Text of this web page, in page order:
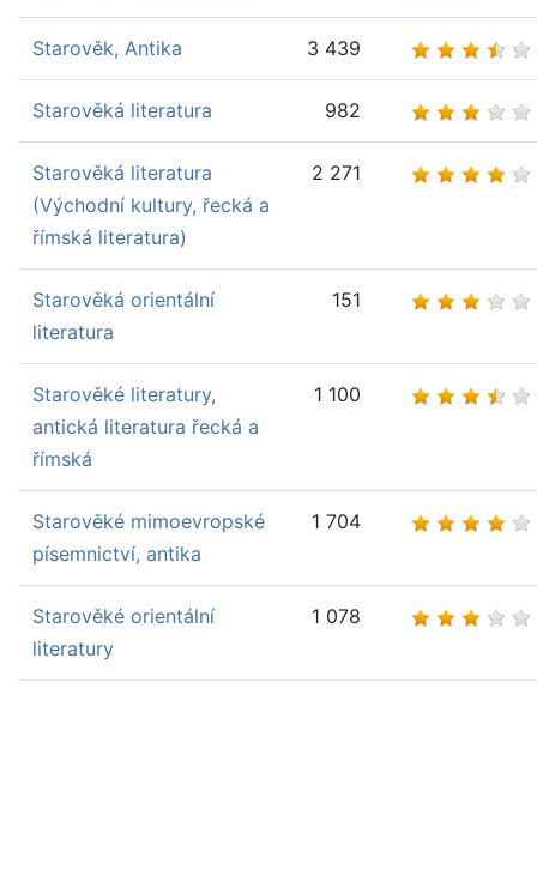
Starověk, Antika 3 439
Starověká literatura 982
Starověká literatura
(Východní kultury, řecká a
římská literatura)
2 271
Starověká orientální
literatura
151
Starověké literatury,
antická literatura řecká a
římská
1 100
Starověké mimoevropské
písemnictví, antika
1 704
Starověké orientální
literatury
1 078